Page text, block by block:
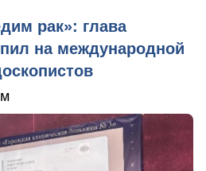
рак»: глава
на международной